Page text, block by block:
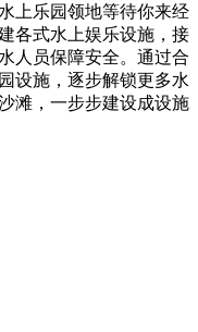
上乐园领地等待你来经
各式水上娱乐设施，接
人员保障安全。通过合
设施，逐步解锁更多水
滩，一步步建设成设施